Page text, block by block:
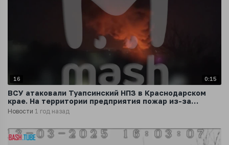
16 0:15
ВСУ атаковали Туапсинский НПЗ в Краснодарском
крае. На территории предприятия пожар из-за
падения обломков сбитого БПЛА
Новости 1 год назад